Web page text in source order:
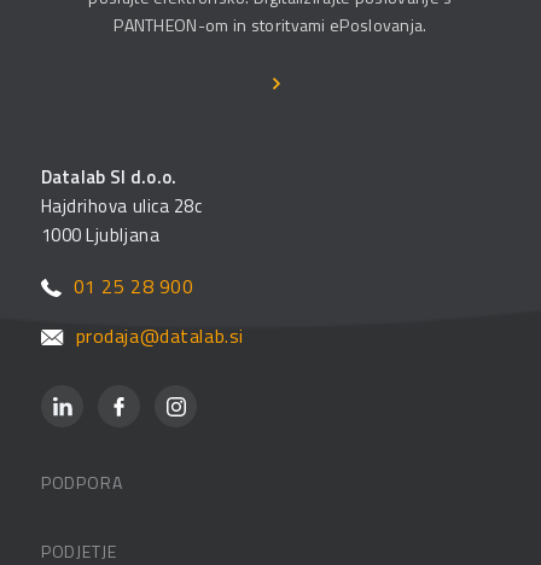
PANTHEON-om in storitvami ePoslovanja.
Datalab SI d.o.o.
Hajdrihova ulica 28c
1000 Ljubljana
01 25 28 900
prodaja@datalab.si
PODPORA
PODJETJE